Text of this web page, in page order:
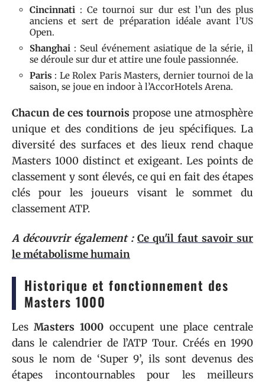
Cincinnati : Ce tournoi sur dur est l’un des plus
anciens et sert de préparation idéale avant l’US
Open.
Shanghai : Seul événement asiatique de la série, il
se déroule sur dur et attire une foule passionnée.
Paris : Le Rolex Paris Masters, dernier tournoi de la
saison, se joue en indoor à l’AccorHotels Arena.
Chacun de ces tournois propose une atmosphère
unique et des conditions de jeu spécifiques. La
diversité des surfaces et des lieux rend chaque
Masters 1000 distinct et exigeant. Les points de
classement y sont élevés, ce qui en fait des étapes
clés pour les joueurs visant le sommet du
classement ATP.
A découvrir également : Ce qu'il faut savoir sur
le métabolisme humain
Historique et fonctionnement des
Masters 1000
LesMasters 1000 occupent une place centrale
dans le calendrier de l’ATP Tour. Créés en 1990
sous le nom de ‘Super 9’, ils sont devenus des
étapes incontournables pour les meilleurs